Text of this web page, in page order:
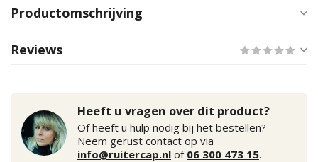
Productomschrijving
Reviews
Heeft u vragen over dit product?
Of heeft u hulp nodig bij het bestellen?
Neem gerust contact op via
info@ruitercap.nl of 06 300 473 15.